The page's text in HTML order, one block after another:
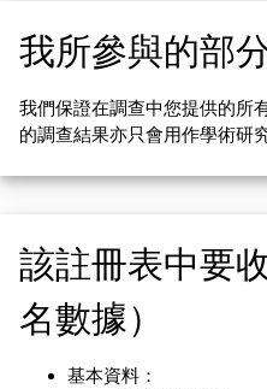
我所參與的部
我們保證在調查中您提供的所
的調查結果亦只會用作學術研
該註冊表中要
名數據）
基本資料：